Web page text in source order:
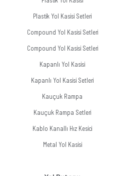
Plastik Yol Kasisi Setleri
Compound Yol Kasisi Setleri
Compound Yol Kasisi Setleri
Kapanlı Yol Kasisi
Kapanlı Yol Kasisi Setleri
Kauçuk Rampa
Kauçuk Rampa Setleri
Kablo Kanallı Hız Kesici
Metal Yol Kasisi